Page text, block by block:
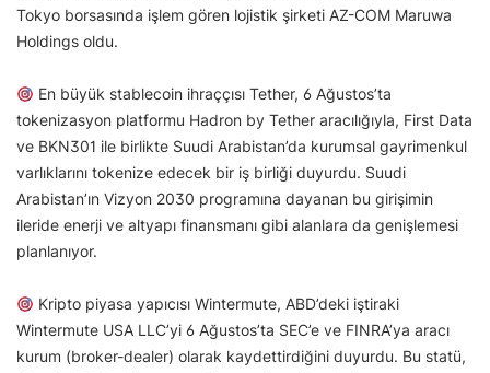
Tokyo borsasında işlem gören lojistik şirketi AZ-COM Maruwa
Holdings oldu.
En büyük stablecoin ihraççısı Tether, 6 Ağustos’ta
tokenizasyon platformu Hadron by Tether aracılığıyla, First Data
ve BKN301 ile birlikte Suudi Arabistan’da kurumsal gayrimenkul
varlıklarını tokenize edecek bir iş birliği duyurdu. Suudi
Arabistan’ın Vizyon 2030 programına dayanan bu girişimin
ileride enerji ve altyapı finansmanı gibi alanlara da genişlemesi
planlanıyor.
Kripto piyasa yapıcısı Wintermute, ABD’deki iştiraki
Wintermute USA LLC’yi 6 Ağustos’ta SEC’e ve FINRA’ya aracı
kurum (broker-dealer) olarak kaydettirdiğini duyurdu. Bu statü,